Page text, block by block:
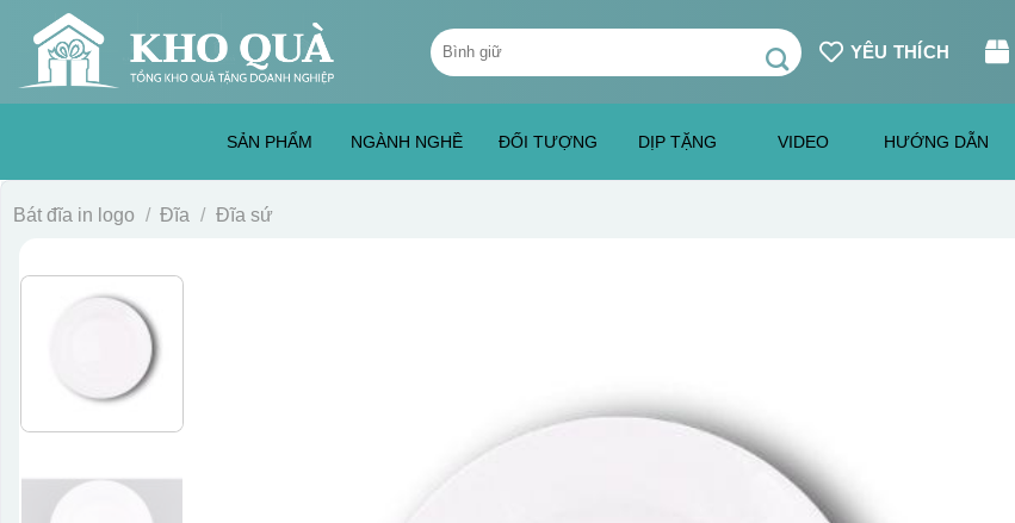
content
Tìm
kiếm:
YÊU THÍCH
SẢN PHẨM NGÀNH NGHỀ ĐỐI TƯỢNG DỊP TẶNG VIDEO HƯỚNG DẪN
Bát đĩa in logo / Đĩa / Đĩa sứ